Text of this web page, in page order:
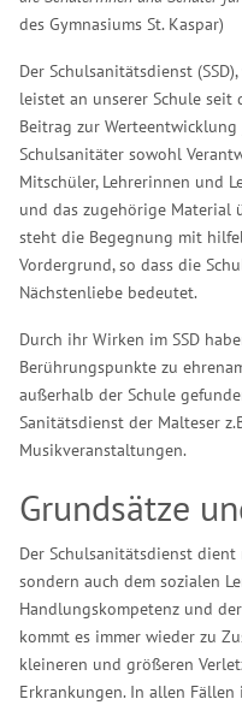
des Gymnasiums St. Kaspar)
Der Schulsanitätsdienst
leistet an unserer Schule seit
Beitrag zur
Schulsanitäter sowohl
Mitschüler, Lehrerinnen und
und das zugehörige Material
steht die Begegnung mit
Vordergrund, so dass die
Nächstenliebe bedeutet.
Durch ihr Wirken im SSD
Berührungspunkte zu
außerhalb der Schule
Sanitätsdienst der Malteser
Musikveranstaltungen.
Grundsätze
Der Schulsanitätsdienst
sondern auch dem sozialen
Handlungskompetenz und
kommt es immer wieder zu
kleineren und größeren
Erkrankungen. In allen